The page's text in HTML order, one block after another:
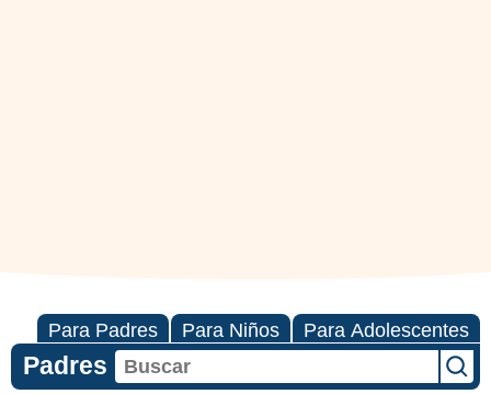
Para Padres Para Niños Para Adolescentes
Padres